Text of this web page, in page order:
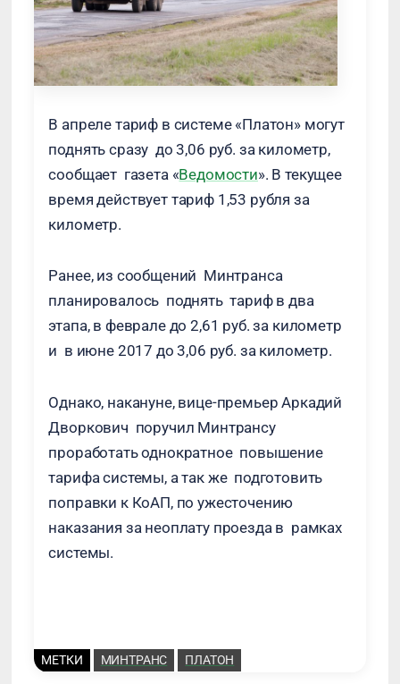
В апреле тариф в системе «Платон» могут
поднять сразу до 3,06 руб. за километр,
сообщает газета «Ведомости». В текущее
время действует тариф 1,53 рубля за
километр.
Ранее, из сообщений Минтранса
планировалось поднять тариф в два
этапа, в феврале до 2,61 руб. за километр
и в июне 2017 до 3,06 руб. за километр.
Однако, накануне, вице-премьер Аркадий
Дворкович поручил Минтрансу
проработать однократное повышение
тарифа системы, а так же подготовить
поправки к КоАП, по ужесточению
наказания за неоплату проезда в рамках
системы.
МЕТКИ МИНТРАНС ПЛАТОН